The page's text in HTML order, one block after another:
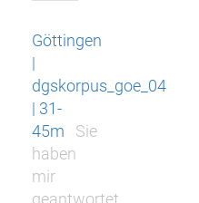
Göttingen
|
dgskorpus_goe_04
| 31-
45m
Sie
haben
mir
geantwortet,